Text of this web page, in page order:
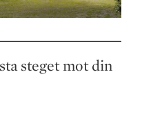
steget mot din